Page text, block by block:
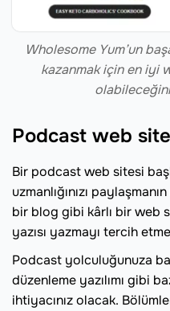
Wholesome Yum’un
kazanmak için en iyi
Podcast web
Bir podcast web sitesi
uzmanlığınızı
bir blog gibi kârlı bir web
yazısı yazmayı tercih
Podcast yolculuğunuza
düzenleme yazılımı gibi
ihtiyacınız olacak.